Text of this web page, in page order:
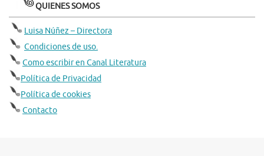
QUIENES SOMOS
Luisa Núñez – Directora
Condiciones de uso.
Como escribir en Canal Literatura
Política de Privacidad
Política de cookies
Contacto